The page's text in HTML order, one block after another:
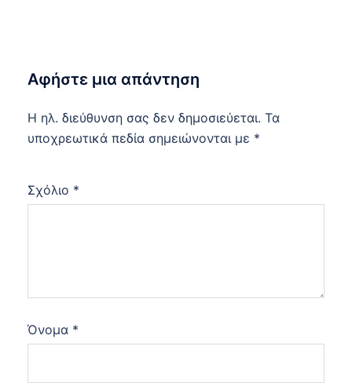
Αφήστε μια απάντηση
Η ηλ. διεύθυνση σας δεν δημοσιεύεται. Τα
υποχρεωτικά πεδία σημειώνονται με *
Σχόλιο *
Όνομα *